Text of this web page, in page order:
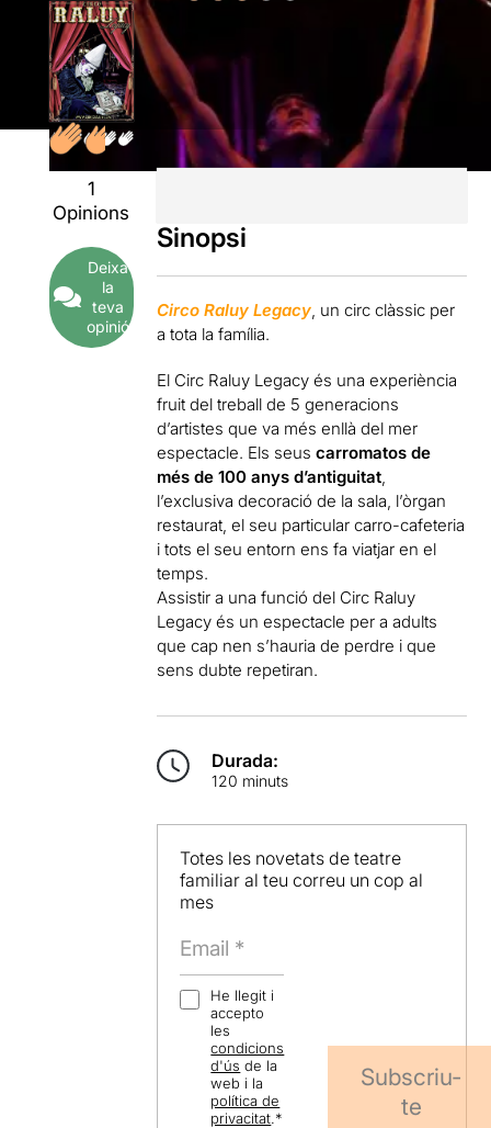
1
Opinions
Deixa
la
teva
opinió
Sinopsi
Circo Raluy Legacy , un circ clàssic per
a tota la família.
El Circ Raluy Legacy és una experiència
fruit del treball de 5 generacions
d’artistes que va més enllà del mer
espectacle. Els seuscarromatos de
més de 100 anys d’antiguitat
l’exclusiva decoració de la sala, l’òrgan
restaurat, el seu particular carro-cafeteria
i tots el seu entorn ens fa viatjar en el
temps.
Assistir a una funció del Circ Raluy
Legacy és un espectacle per a adults
que cap nen s’hauria de perdre i que
sens dubte repetiran.
Durada:
120 minuts
Totes les novetats de teatre
familiar al teu correu un cop al
mes
He llegit i
accepto
les
condicions
d'ús de la
web i la
política de
privacitat.*
Subscriu-
te